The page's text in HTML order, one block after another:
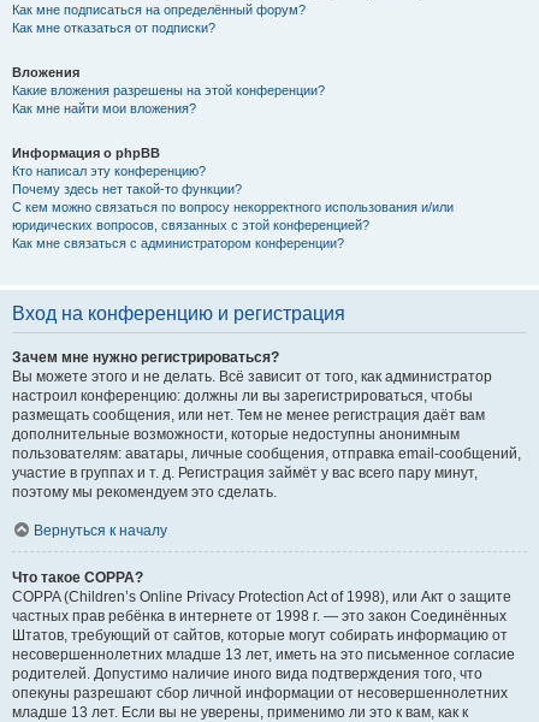
Как мне подписаться на определённый форум?
Как мне отказаться от подписки?
Вложения
Какие вложения разрешены на этой конференции?
Как мне найти мои вложения?
Информация о phpBB
Кто написал эту конференцию?
Почему здесь нет такой-то функции?
С кем можно связаться по вопросу некорректного использования и/или
юридических вопросов, связанных с этой конференцией?
Как мне связаться с администратором конференции?
Вход на конференцию и регистрация
Зачем мне нужно регистрироваться?
Вы можете этого и не делать. Всё зависит от того, как администратор
настроил конференцию: должны ли вы зарегистрироваться, чтобы
размещать сообщения, или нет. Тем не менее регистрация даёт вам
дополнительные возможности, которые недоступны анонимным
пользователям: аватары, личные сообщения, отправка email-сообщений,
участие в группах и т. д. Регистрация займёт у вас всего пару минут,
поэтому мы рекомендуем это сделать.
Вернуться к началу
Что такое COPPA?
COPPA (Children’s Online Privacy Protection Act of 1998), или Акт о защите
частных прав ребёнка в интернете от 1998 г. — это закон Соединённых
Штатов, требующий от сайтов, которые могут собирать информацию от
несовершеннолетних младше 13 лет, иметь на это письменное согласие
родителей. Допустимо наличие иного вида подтверждения того, что
опекуны разрешают сбор личной информации от несовершеннолетних
младше 13 лет. Если вы не уверены, применимо ли это к вам, как к